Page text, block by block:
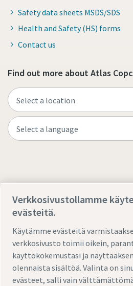
Safety data sheets MSDS/SDS
Health and Safety (HS) forms
Contact us
Find out more about Atlas
Legal & Privacy NoticesHallinnoi
Verkkosivustollamme
evästeitä.
Käytämme evästeitä
verkkosivusto toimii oikein,
käyttökokemustasi ja
olennaista sisältöä. Valinta on
evästeet, salli vain